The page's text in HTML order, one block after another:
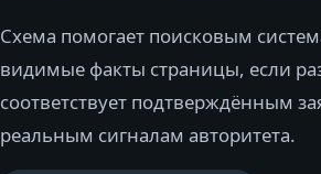
Схема помогает поисковым
видимые факты страницы, если
соответствует подтверждённым
реальным сигналам авторитета.